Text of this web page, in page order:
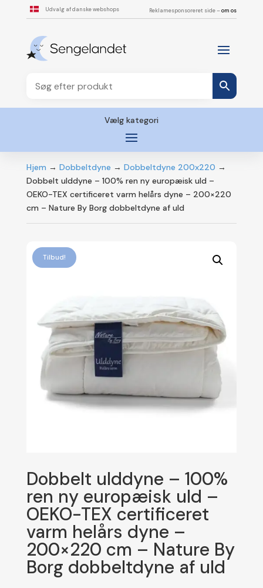
Udvalg af danske webshops Reklamesponsoreret side –om os
Vælg kategori
Hjem → Dobbeltdyne → Dobbeltdyne 200x220 →
Dobbelt ulddyne – 100% ren ny europæisk uld –
OEKO-TEX certificeret varm helårs dyne – 200×220
cm – Nature By Borg dobbeltdyne af uld
Tilbud!
Dobbelt ulddyne – 100%
ren ny europæisk uld –
OEKO-TEX certificeret
varm helårs dyne –
200×220 cm – Nature By
Borg dobbeltdyne af uld